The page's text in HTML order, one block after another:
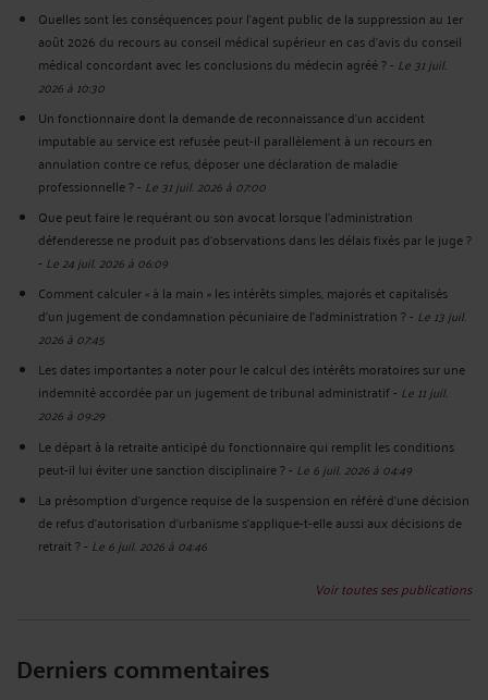
Quelles sont les conséquences pour l’agent public de la suppression au 1er
août 2026 du recours au conseil médical supérieur en cas d'avis du conseil
médical concordant avec les conclusions du médecin agréé ?- Le 31 juil.
2026 à 10:30
Un fonctionnaire dont la demande de reconnaissance d’un accident
imputable au service est refusée peut-il parallèlement à un recours en
annulation contre ce refus, déposer une déclaration de maladie
professionnelle ?- Le 31 juil. 2026 à 07:00
Que peut faire le requérant ou son avocat lorsque l'administration
défenderesse ne produit pas d'observations dans les délais fixés par le juge ?
- Le 24 juil. 2026 à 06:09
Comment calculer « à la main » les intérêts simples, majorés et capitalisés
d’un jugement de condamnation pécuniaire de l’administration ?- Le 13 juil.
2026 à 07:45
Les dates importantes a noter pour le calcul des intérêts moratoires sur une
indemnité accordée par un jugement de tribunal administratif- Le 11 juil.
2026 à 09:29
Le départ à la retraite anticipé du fonctionnaire qui remplit les conditions
peut-il lui éviter une sanction disciplinaire ?- Le 6 juil. 2026 à 04:49
La présomption d’urgence requise de la suspension en référé d’une décision
de refus d'autorisation d'urbanisme s’applique-t-elle aussi aux décisions de
retrait ?- Le 6 juil. 2026 à 04:46
Voir toutes ses publications
Derniers commentaires